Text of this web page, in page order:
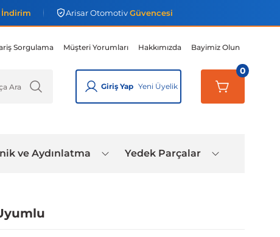
İndirim Arisar OtomotivGüvencesi
Sorgulama Müşteri Yorumları Hakkımızda Bayimiz Olun
Giriş Yap Yeni Üyelik
0
ve Aydınlatma Yedek Parçalar